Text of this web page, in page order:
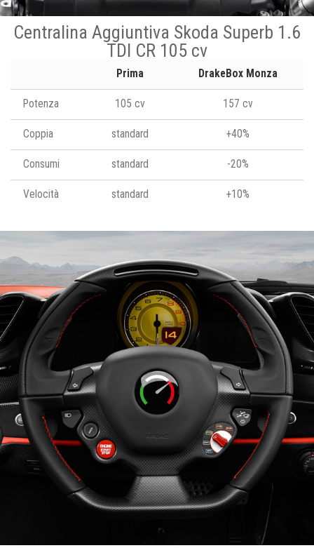
Centralina Aggiuntiva Skoda Superb 1.6
TDI CR 105 cv
Prima DrakeBox Monza
Potenza 105 cv 157 cv
Coppia standard +40%
Consumi standard -20%
Velocità standard +10%